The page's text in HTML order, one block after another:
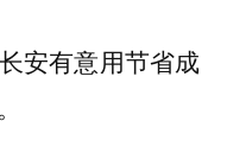
安有意用节省成